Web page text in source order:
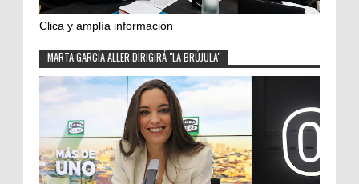
Clica y amplía información
MARTA GARCÍA ALLER DIRIGIRÁ "LA BRÚJULA"